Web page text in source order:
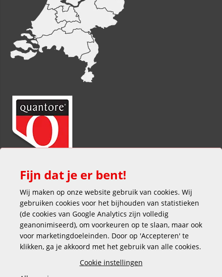
Veilig en gemakkelijk betalen
Fijn dat je er bent!
Wij maken op onze website gebruik van cookies. Wij
gebruiken cookies voor het bijhouden van statistieken
(de cookies van Google Analytics zijn volledig
geanonimiseerd), om voorkeuren op te slaan, maar ook
voor marketingdoeleinden. Door op 'Accepteren' te
klikken, ga je akkoord met het gebruik van alle cookies.
Cookie instellingen